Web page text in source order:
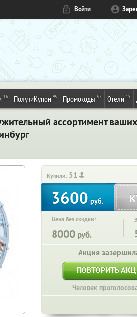
Войти
16 ПолучиКупон 95 Промокоды 57 Отели 19
ассортимент
Купили: 51
3600руб.
Цена без скидки:
8000 руб.
Акция
ПОВТОРИТЬ
Человек